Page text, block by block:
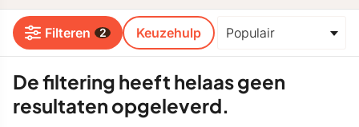
Filteren 2 Keuzehulp
De filtering heeft helaas geen
resultaten opgeleverd.